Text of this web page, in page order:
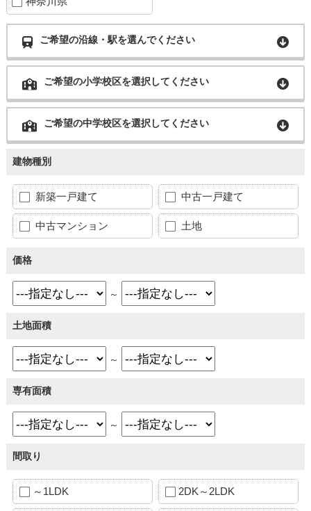
ご希望の沿線・駅を選んでください
ご希望の小学校区を選択してください
ご希望の中学校区を選択してください
建物種別
新築一戸建て 中古一戸建て
中古マンション 土地
価格
～
土地面積
～
専有面積
～
間取り
～1LDK 2DK～2LDK